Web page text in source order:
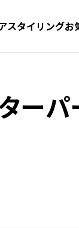
スタイリングお
お気
ーパ